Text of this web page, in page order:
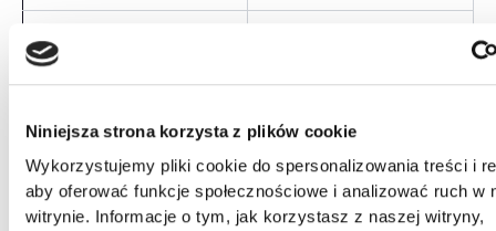
Niniejsza strona korzysta z plików cookie
Wykorzystujemy pliki cookie do spersonalizowania treści i
aby oferować funkcje społecznościowe i analizować ruch w
witrynie. Informacje o tym, jak korzystasz z naszej witryny,
Podobne produkty